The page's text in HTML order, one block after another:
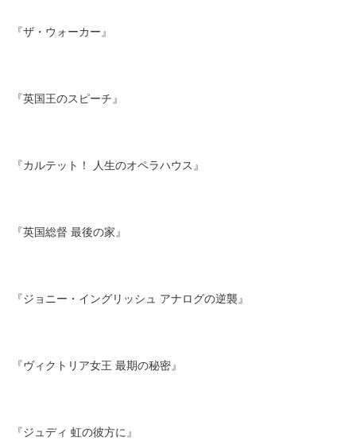
『ザ・ウォーカー』
『英国王のスピーチ』
『カルテット！ 人生のオペラハウス』
『英国総督 最後の家』
『ジョニー・イングリッシュ アナログの逆襲』
『ヴィクトリア女王 最期の秘密』
『ジュディ 虹の彼方に』